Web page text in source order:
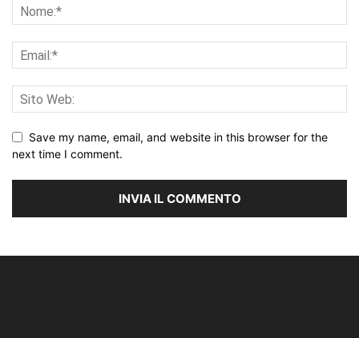
Save my name, email, and website in this browser for the
next time I comment.